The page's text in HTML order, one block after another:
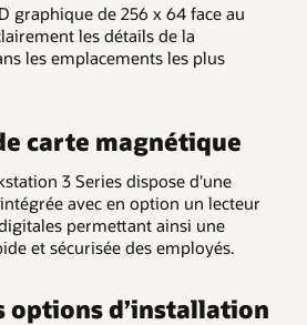
graphique de 256 x 64 face au
les détails de la
les emplacements les plus
carte magnétique
3 Series dispose d'une
avec en option un lecteur
permettant ainsi une
et sécurisée des employés.
options d’installation